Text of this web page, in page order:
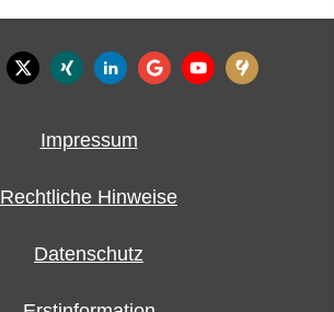
Impressum
Rechtliche Hinweise
Datenschutz